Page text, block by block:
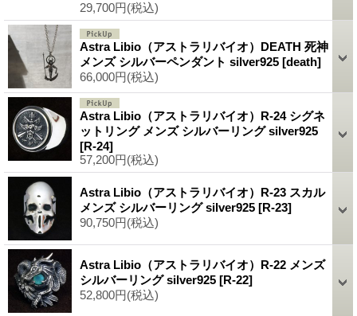
29,700円(税込)
Astra Libio（アストラリバイオ）DEATH 死神
メンズ シルバーペンダント silver925 [death]
66,000円(税込)
Astra Libio（アストラリバイオ）R-24 シグネ
ットリング メンズ シルバーリング silver925
[R-24]
57,200円(税込)
Astra Libio（アストラリバイオ）R-23 スカル
メンズ シルバーリング silver925 [R-23]
90,750円(税込)
Astra Libio（アストラリバイオ）R-22 メンズ
シルバーリング silver925 [R-22]
52,800円(税込)